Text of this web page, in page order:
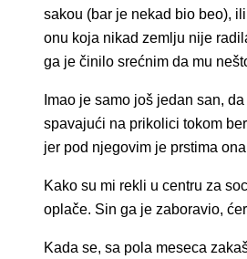
sakou (bar je nekad bio beo),
onu koja nikad zemlju nije
ga je činilo srećnim da mu
Imao je samo još jedan san,
spavajući na prikolici tokom
jer pod njegovim je prstima
Kako su mi rekli u centru za
oplače. Sin ga je zaboravio,
Kada se, sa pola meseca